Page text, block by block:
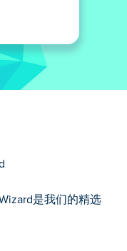
是我们的精选